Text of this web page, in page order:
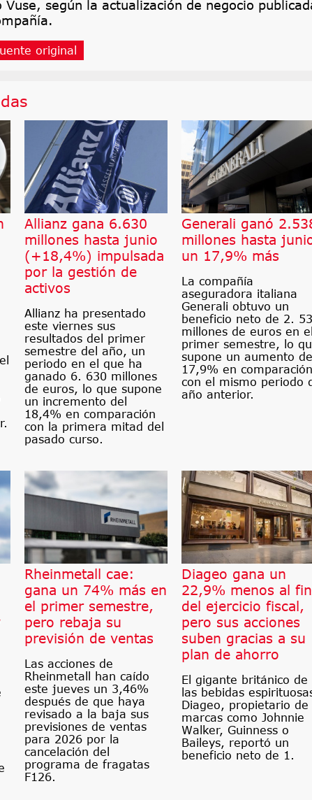
según la actualización de negocio
original
Allianz gana 6.630
millones hasta junio
(+18,4%) impulsada
por la gestión de
activos
Allianz ha presentado
este viernes sus
resultados del primer
semestre del año, un
periodo en el que ha
ganado 6. 630 millones
de euros, lo que supone
un incremento del
18,4% en comparación
con la primera mitad del
pasado curso.
Generali ganó
millones hasta
un 17,9% más
La compañía
aseguradora italiana
Generali obtuvo un
beneficio neto de 2.
millones de euros en el
primer semestre, lo
supone un aumento del
17,9% en comparación
con el mismo periodo
año anterior.
Rheinmetall cae:
gana un 74% más en
el primer semestre,
pero rebaja su
previsión de ventas
Las acciones de
Rheinmetall han caído
este jueves un 3,46%
después de que haya
revisado a la baja sus
previsiones de ventas
para 2026 por la
cancelación del
programa de fragatas
F126.
Diageo gana un
22,9% menos al
del ejercicio fiscal,
pero sus acciones
suben gracias a su
plan de ahorro
El gigante británico de
las bebidas
Diageo, propietario de
marcas como Johnnie
Walker, Guinness o
Baileys, reportó un
beneficio neto de 1.